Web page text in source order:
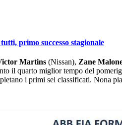
primo successo stagionale
Martins (Nissan), Zane
il quarto miglior tempo del
i primi sei classificati. Nona